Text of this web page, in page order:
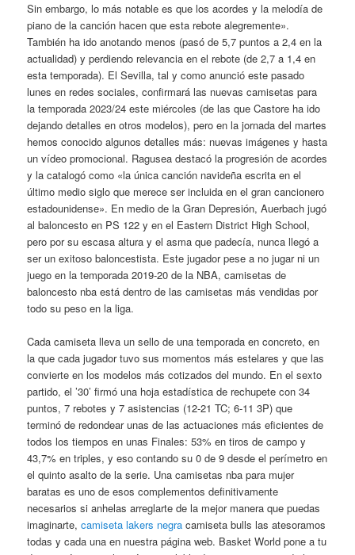
Sin embargo, lo más notable es que los acordes y la melodía de
piano de la canción hacen que esta rebote alegremente».
También ha ido anotando menos (pasó de 5,7 puntos a 2,4 en la
actualidad) y perdiendo relevancia en el rebote (de 2,7 a 1,4 en
esta temporada). El Sevilla, tal y como anunció este pasado
lunes en redes sociales, confirmará las nuevas camisetas para
la temporada 2023/24 este miércoles (de las que Castore ha ido
dejando detalles en otros modelos), pero en la jornada del martes
hemos conocido algunos detalles más: nuevas imágenes y hasta
un vídeo promocional. Ragusea destacó la progresión de acordes
y la catalogó como «la única canción navideña escrita en el
último medio siglo que merece ser incluida en el gran cancionero
estadounidense». En medio de la Gran Depresión, Auerbach jugó
al baloncesto en PS 122 y en el Eastern District High School,
pero por su escasa altura y el asma que padecía, nunca llegó a
ser un exitoso baloncestista. Este jugador pese a no jugar ni un
juego en la temporada 2019-20 de la NBA, camisetas de
baloncesto nba está dentro de las camisetas más vendidas por
todo su peso en la liga.
Cada camiseta lleva un sello de una temporada en concreto, en
la que cada jugador tuvo sus momentos más estelares y que las
convierte en los modelos más cotizados del mundo. En el sexto
partido, el ’30’ firmó una hoja estadística de rechupete con 34
puntos, 7 rebotes y 7 asistencias (12-21 TC; 6-11 3P) que
terminó de redondear unas de las actuaciones más eficientes de
todos los tiempos en unas Finales: 53% en tiros de campo y
43,7% en triples, y eso contando su 0 de 9 desde el perímetro en
el quinto asalto de la serie. Una camisetas nba para mujer
baratas es uno de esos complementos definitivamente
necesarios si anhelas arreglarte de la mejor manera que puedas
imaginarte,camiseta lakers negra camiseta bulls las atesoramos
todas y cada una en nuestra página web. Basket World pone a tu